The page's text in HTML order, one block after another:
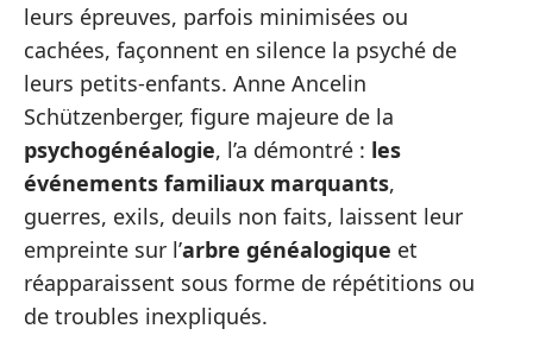
leurs épreuves, parfois minimisées ou
cachées, façonnent en silence la psyché de
leurs petits-enfants. Anne Ancelin
Schützenberger, figure majeure de la
psychogénéalogie, l’a démontré : les
événements familiaux marquants,
guerres, exils, deuils non faits, laissent leur
empreinte sur l’arbre généalogique et
réapparaissent sous forme de répétitions ou
de troubles inexpliqués.